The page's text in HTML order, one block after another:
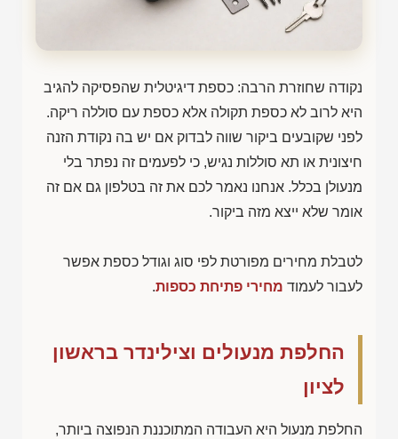
נקודה שחוזרת הרבה: כספת דיגיטלית שהפסיקה להגיב
היא לרוב לא כספת תקולה אלא כספת עם סוללה ריקה.
לפני שקובעים ביקור שווה לבדוק אם יש בה נקודת הזנה
חיצונית או תא סוללות נגיש, כי לפעמים זה נפתר בלי
מנעולן בכלל. אנחנו נאמר לכם את זה בטלפון גם אם זה
אומר שלא ייצא מזה ביקור.
לטבלת מחירים מפורטת לפי סוג וגודל כספת אפשר
לעבור לעמוד מחירי פתיחת כספות.
החלפת מנעולים וצילינדר בראשון
לציון
החלפת מנעול היא העבודה המתוכננת הנפוצה ביותר,